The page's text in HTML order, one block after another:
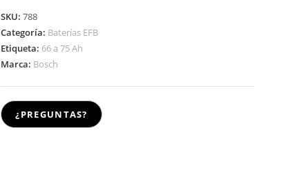
SKU:788
Categoría: Baterías EFB
Etiqueta: 66 a 75 Ah
Marca: Bosch